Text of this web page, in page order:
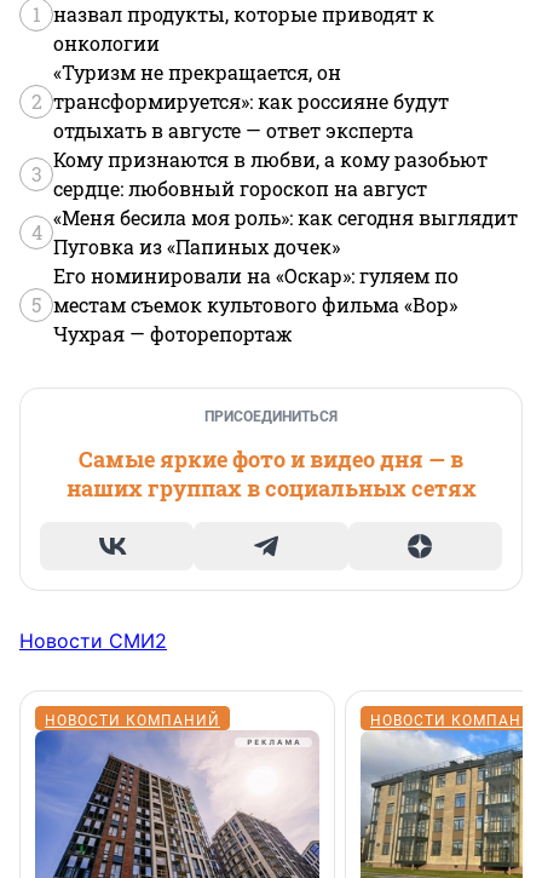
1 назвал продукты, которые приводят к
онкологии
2
«Туризм не прекращается, он
трансформируется»: как россияне будут
отдыхать в августе — ответ эксперта
3
Кому признаются в любви, а кому разобьют
сердце: любовный гороскоп на август
4
«Меня бесила моя роль»: как сегодня выглядит
Пуговка из «Папиных дочек»
5
Его номинировали на «Оскар»: гуляем по
местам съемок культового фильма «Вор»
Чухрая — фоторепортаж
ПРИСОЕДИНИТЬСЯ
Самые яркие фото и видео дня — в
наших группах в социальных сетях
Новости СМИ2
НОВОСТИ КОМПАНИЙ НОВОСТИ